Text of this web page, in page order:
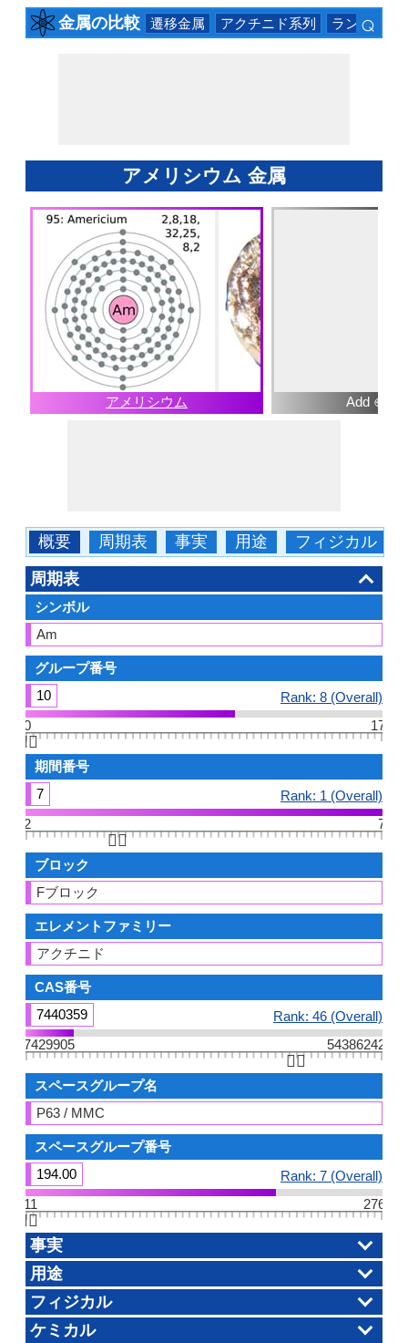
金属の比較 遷移金属 アクチニド系列 ランタニド
⌕
アメリシウム 金属
アメリシウム Add ⊕
概要 周期表 事実 用途 フィジカル
周期表
シンボル
Am
グループ番号
10
Rank: 8 (Overall)
0
17
👆🏻
期間番号
7
Rank: 1 (Overall)
2
7
👆🏻
ブロック
Fブロック
エレメントファミリー
アクチニド
CAS番号
7440359
Rank: 46 (Overall)
7429905
54386242
👆🏻
スペースグループ名
P63 / MMC
スペースグループ番号
194.00
Rank: 7 (Overall)
11
276
👆🏻
事実
用途
フィジカル
ケミカル